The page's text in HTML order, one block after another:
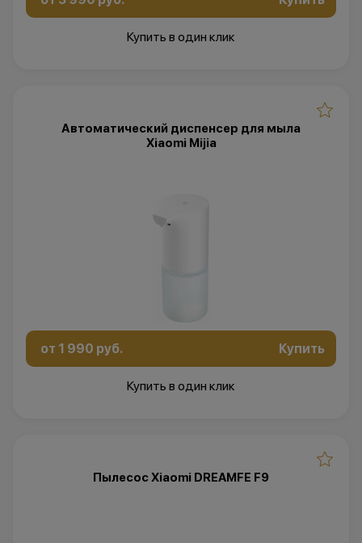
Купить в один клик
Автоматический диспенсер для мыла
Xiaomi Mijia
от 1 990 руб. Купить
Купить в один клик
Пылесос Xiaomi DREAMFE F9